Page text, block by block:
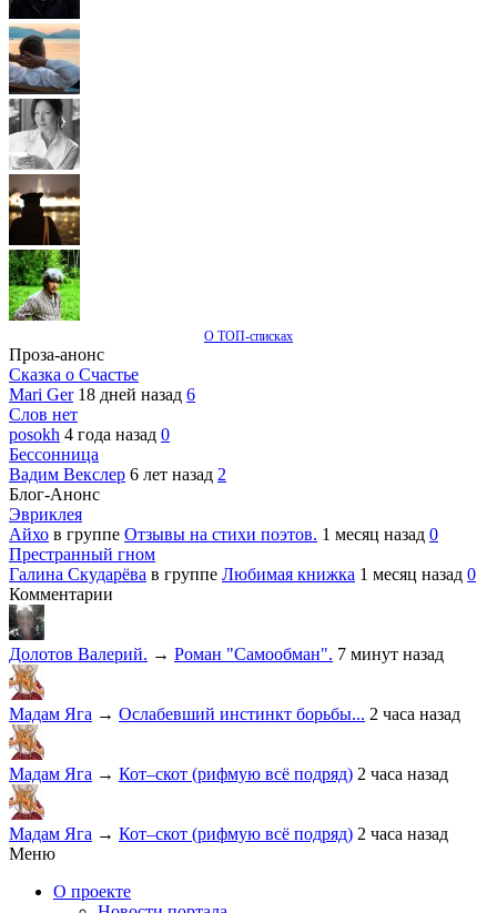
О ТОП-списках
Проза-анонс
Сказка о Счастье
Mari Ger 18 дней назад 6
Слов нет
posokh 4 года назад 0
Бессонница
Вадим Векслер 6 лет назад 2
Блог-Анонс
Эвриклея
Айхо в группе Отзывы на стихи поэтов. 1 месяц назад 0
Престранный гном
Галина Скударёва в группе Любимая книжка 1 месяц назад 0
Комментарии
Долотов Валерий. → Роман "Самообман". 7 минут назад
Мадам Яга → Ослабевший инстинкт борьбы... 2 часа назад
Мадам Яга → Кот–скот (рифмую всё подряд) 2 часа назад
Мадам Яга → Кот–скот (рифмую всё подряд) 2 часа назад
Меню
О проекте